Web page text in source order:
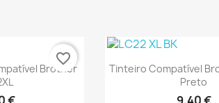
Brother
favorite_border Ver+
Tinteiro Compatível
Preto